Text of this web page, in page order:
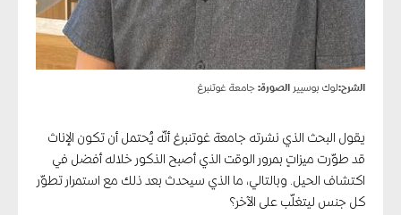
الشرح:لوك بوسيير الصورة: جامعة غوتنبرغ
يقول البحث الذي نشرته جامعة غوتنبرغ أنّه يُحتمل أن تكون الإناث
قد طوّرت ميزاتٍ بمرور الوقت الذي أصبح الذكور خلاله أفضل في
اكتشاف الحيل. وبالتالي، ما الذي سيحدث بعد ذلك مع استمرار تطوّر
كل جنس ليتغلّب على الآخر؟